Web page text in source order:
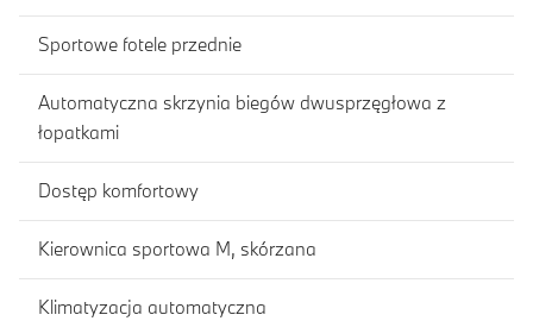
Sportowe fotele przednie
Automatyczna skrzynia biegów dwusprzęgłowa z
łopatkami
Dostęp komfortowy
Kierownica sportowa M, skórzana
Klimatyzacja automatyczna